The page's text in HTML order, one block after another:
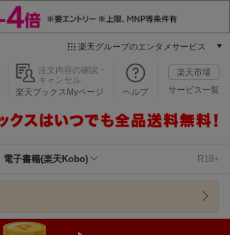
楽天グループのエンタメサービス
本/ゲーム/CD/DVD
楽天ブックス
楽天Kobo
注文内容の確認・
キャンセル
楽天ブックスMyページ
ヘルプ
楽天市場
サービス一覧
電子書籍(楽天Kobo) R18+